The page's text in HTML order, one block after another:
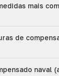
mais
de
naval